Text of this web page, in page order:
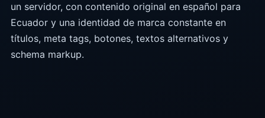
un servidor, con contenido original en español para
Ecuador y una identidad de marca constante en
títulos, meta tags, botones, textos alternativos y
schema markup.